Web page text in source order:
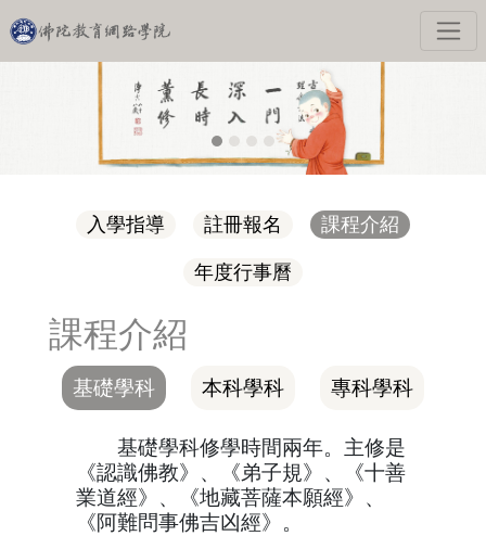
入學指導 註冊報名 課程介紹
年度行事曆
課程介紹
基礎學科 本科學科 專科學科
基礎學科修學時間兩年。主修是
《認識佛教》、《弟子規》、《十善
業道經》、《地藏菩薩本願經》、
《阿難問事佛吉凶經》。